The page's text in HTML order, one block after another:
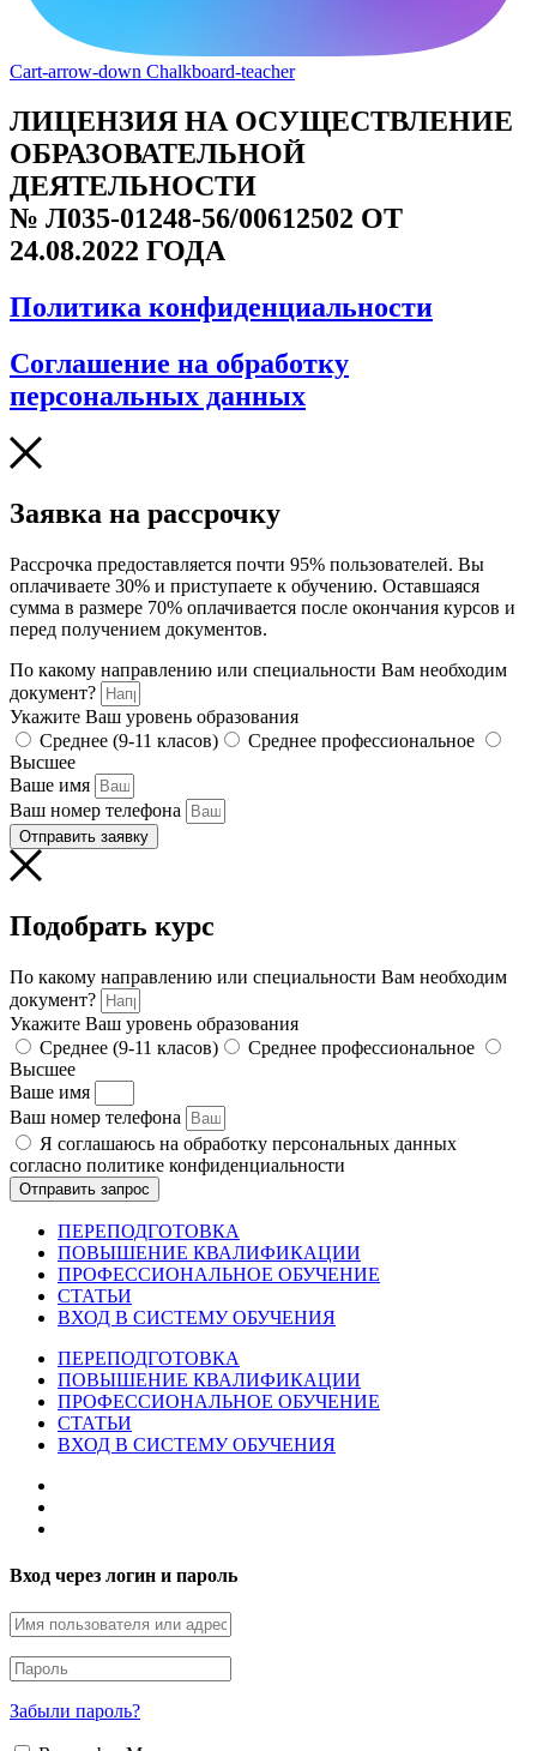
Cart-arrow-down Chalkboard-teacher
ЛИЦЕНЗИЯ НА ОСУЩЕСТВЛЕНИЕ
ОБРАЗОВАТЕЛЬНОЙ
ДЕЯТЕЛЬНОСТИ
№ Л035-01248-56/00612502 ОТ
24.08.2022 ГОДА
Политика конфиденциальности
Соглашение на обработку
персональных данных
Заявка на рассрочку
Рассрочка предоставляется почти 95% пользователей. Вы
оплачиваете 30% и приступаете к обучению. Оставшаяся
сумма в размере 70% оплачивается после окончания курсов и
перед получением документов.
По какому направлению или специальности Вам необходим
документ?
Укажите Ваш уровень образования
Среднее (9-11 класов)
Среднее профессиональное
Высшее
Ваше имя
Ваш номер телефона
Отправить заявку
Подобрать курс
По какому направлению или специальности Вам необходим
документ?
Укажите Ваш уровень образования
Среднее (9-11 класов)
Среднее профессиональное
Высшее
Ваше имя
Ваш номер телефона
Я соглашаюсь на обработку персональных данных
согласно политике конфиденциальности
Отправить запрос
ПЕРЕПОДГОТОВКА
ПОВЫШЕНИЕ КВАЛИФИКАЦИИ
ПРОФЕССИОНАЛЬНОЕ ОБУЧЕНИЕ
СТАТЬИ
ВХОД В СИСТЕМУ ОБУЧЕНИЯ
ПЕРЕПОДГОТОВКА
ПОВЫШЕНИЕ КВАЛИФИКАЦИИ
ПРОФЕССИОНАЛЬНОЕ ОБУЧЕНИЕ
СТАТЬИ
ВХОД В СИСТЕМУ ОБУЧЕНИЯ
Вход через логин и пароль
Забыли пароль?